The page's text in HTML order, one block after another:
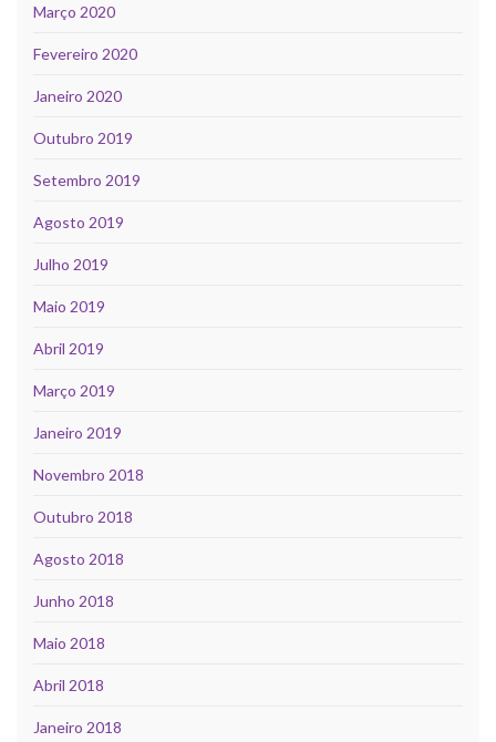
Março 2020
Fevereiro 2020
Janeiro 2020
Outubro 2019
Setembro 2019
Agosto 2019
Julho 2019
Maio 2019
Abril 2019
Março 2019
Janeiro 2019
Novembro 2018
Outubro 2018
Agosto 2018
Junho 2018
Maio 2018
Abril 2018
Janeiro 2018